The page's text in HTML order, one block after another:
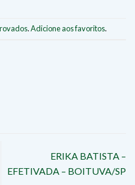
.Adicione aos favoritos.
ERIKA BATISTA –
EFETIVADA – BOITUVA/SP